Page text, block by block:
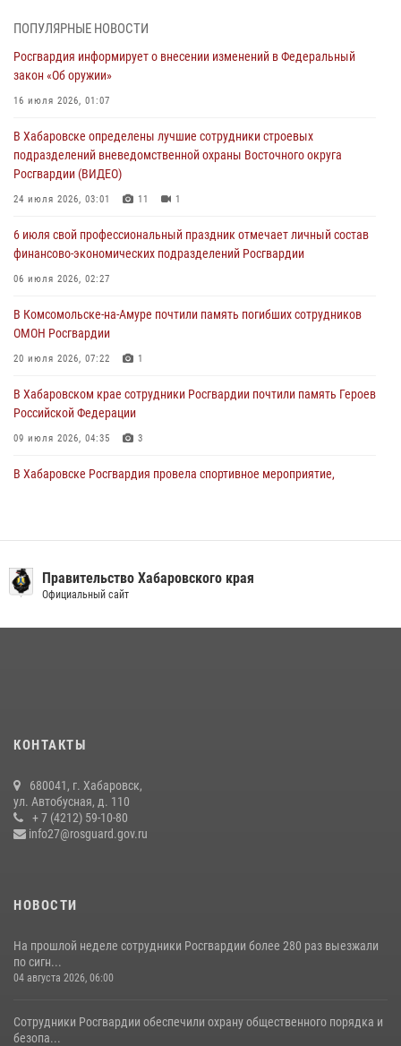
женщине, потерявшей сознание во время массового мероприятия
29 июля 2026, 23:24
29 июля 2026, 02:51
За прошедшую неделю в Хабаровском крае росгвардейцы провели
свыше 120 проверок условий хранения оружия
В Хабаровске при силовой поддержке спецназа Росгвардии
пресечена деятельность преступной группы, организовавшей сеть
1
ПОПУЛЯРНЫЕ НОВОСТИ
Росгвардия информирует о внесении изменений в Федеральный
закон «Об оружии»
16 июля 2026, 01:07
В Хабаровске определены лучшие сотрудники строевых
подразделений вневедомственной охраны Восточного округа
Росгвардии (ВИДЕО)
24 июля 2026, 03:01 11 1
6 июля свой профессиональный праздник отмечает личный состав
финансово-экономических подразделений Росгвардии
06 июля 2026, 02:27
В Комсомольске-на-Амуре почтили память погибших сотрудников
ОМОН Росгвардии
20 июля 2026, 07:22 1
В Хабаровском крае сотрудники Росгвардии почтили память Героев
Российской Федерации
09 июля 2026, 04:35 3
В Хабаровске Росгвардия провела спортивное мероприятие,
15 июля 2026, 00:27
15 июля 2026, 05:05
продолжаются на Дальнем Востоке
13 июля 2026, 00:31
Правительство Хабаровского края
Официальный сайт
КОНТАКТЫ
680041, г. Хабаровск,
ул. Автобусная, д. 110
+ 7 (4212) 59-10-80
info27@rosguard.gov.ru
НОВОСТИ
На прошлой неделе сотрудники Росгвардии более 280 раз выезжали
по сигн...
04 августа 2026, 06:00
Сотрудники Росгвардии обеспечили охрану общественного порядка и
безопа...